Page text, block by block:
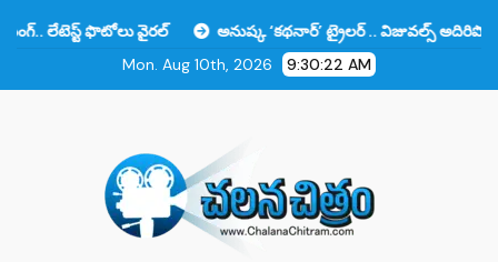
ఫొటోలు వైరల్
అనుష్క ‘కథనార్’ ట్రైలర్ .. విజువల్స్ అదిరిపోయాయి కానీ ఆ
Mon. Aug 10th, 2026
9:30:23 AM